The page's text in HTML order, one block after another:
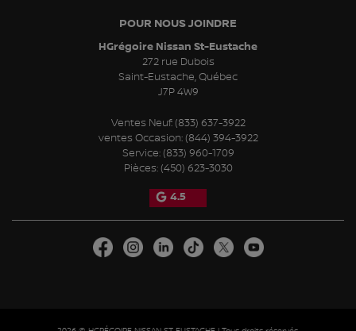
POUR NOUS JOINDRE
HGrégoire Nissan St-Eustache
272 rue Dubois
Saint-Eustache,Québec
J7P 4W9
Ventes Neuf: (833) 637-3922
ventes Occasion: (844) 394-3922
Service: (833) 960-1709
Pièces: (450) 623-3030
4.5